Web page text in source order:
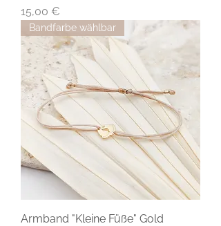
Preis
15,00 €
Bandfarbe wählbar
Armband "Kleine Füße" Gold